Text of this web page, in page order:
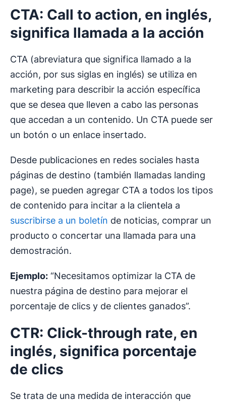
CTA: Call to action, en inglés,
significa llamada a la acción
CTA (abreviatura que significa llamado a la
acción, por sus siglas en inglés) se utiliza en
marketing para describir la acción específica
que se desea que lleven a cabo las personas
que accedan a un contenido. Un CTA puede ser
un botón o un enlace insertado.
Desde publicaciones en redes sociales hasta
páginas de destino (también llamadas landing
page), se pueden agregar CTA a todos los tipos
de contenido para incitar a la clientela a
suscribirse a un boletín de noticias, comprar un
producto o concertar una llamada para una
demostración.
Ejemplo: “Necesitamos optimizar la CTA de
nuestra página de destino para mejorar el
porcentaje de clics y de clientes ganados”.
CTR: Click-through rate, en
inglés, significa porcentaje
de clics
Se trata de una medida de interacción que